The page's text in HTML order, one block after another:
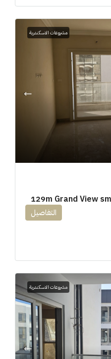
مشروعات الاسكندرية
التفاصيل
مشروعات الاسكندرية